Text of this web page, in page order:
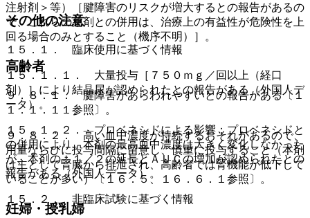
その他の注意
１５．１． 臨床使用に基づく情報
１５．１．１． 大量投与［７５０ｍｇ／回以上（経口
剤）］により結晶尿が認められたとの報告がある（外国人デ
ータ）。
１５．１．２． プロベネシドによる影響：プロベネシドと
の併用により、本剤の最高血中濃度は大きく変化しなかった
が、本剤のｔ１／２の延長とＡＵＣの増加が認められたとの
報告がある（外国人データ）。
１５．２． 非臨床試験に基づく情報
注射剤＞等）［腱障害のリスクが増大するとの報告があるの
で、これらの薬剤との併用は、治療上の有益性が危険性を上
回る場合のみとすること（機序不明）］。
高齢者
９．８．１． 腱障害があらわれやすいとの報告がある〔１
１．１．１１参照〕。
９．８．２． 高い血中濃度が持続するおそれがあるので、
用量ならびに投与間隔に留意し、慎重に投与すること（本剤
は主として腎臓から排泄され、高齢者では腎機能が低下して
いることが多い）〔１６．５、１６．６．１参照〕。
妊婦・授乳婦